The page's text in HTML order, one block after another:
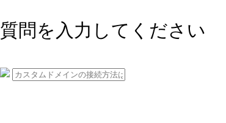
質問を入力してください